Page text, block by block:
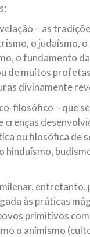
– as
o judaísmo,
o fundamento
de muitos
divinamente
filosófico – que
crenças
ou filosófica de
hinduísmo,
entretanto,
às práticas
primitivos
o animismo